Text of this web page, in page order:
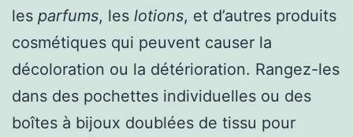
les parfums, les lotions, et d’autres produits
cosmétiques qui peuvent causer la
décoloration ou la détérioration. Rangez-les
dans des pochettes individuelles ou des
boîtes à bijoux doublées de tissu pour